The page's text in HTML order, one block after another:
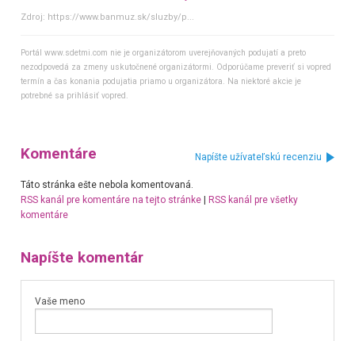
Zdroj: https://www.banmuz.sk/sluzby/p...
Portál www.sdetmi.com nie je organizátorom uverejňovaných podujatí a preto
nezodpovedá za zmeny uskutočnené organizátormi. Odporúčame preveriť si vopred
termín a čas konania podujatia priamo u organizátora. Na niektoré akcie je
potrebné sa prihlásiť vopred.
Komentáre Napíšte užívateľskú recenziu
Táto stránka ešte nebola komentovaná.
RSS kanál pre komentáre na tejto stránke|
RSS kanál pre všetky
komentáre
Napíšte komentár
Vaše meno